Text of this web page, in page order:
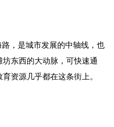
，是城市发展的中轴线，也
东西的大动脉，可快速通
资源几乎都在这条街上。